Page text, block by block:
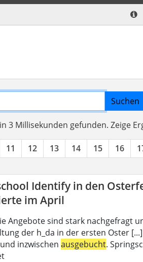
Suchen
3 Millisekunden gefunden. Zeige
11 12 13 14 15 16
Identify in den
im April
Angebote sind stark nachgefragt
der h_da in der ersten Oster
inzwischen ausgebucht.